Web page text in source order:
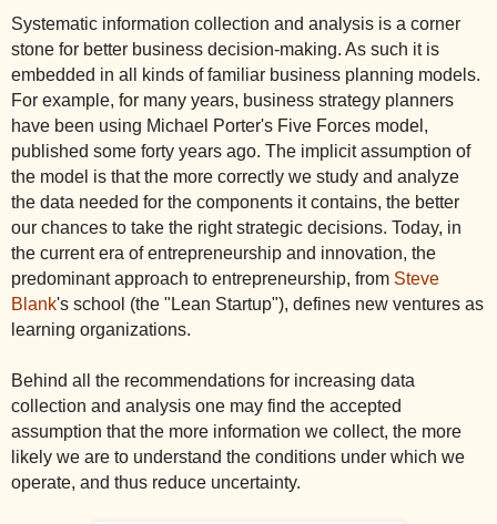
Systematic information collection and analysis is a corner
stone for better business decision-making. As such it is
embedded in all kinds of familiar business planning models.
For example, for many years, business strategy planners
have been using Michael Porter's Five Forces model,
published some forty years ago. The implicit assumption of
the model is that the more correctly we study and analyze
the data needed for the components it contains, the better
our chances to take the right strategic decisions. Today, in
the current era of entrepreneurship and innovation, the
predominant approach to entrepreneurship, from Steve
Blank's school (the "Lean Startup"), defines new ventures as
learning organizations.
Behind all the recommendations for increasing data
collection and analysis one may find the accepted
assumption that the more information we collect, the more
likely we are to understand the conditions under which we
operate, and thus reduce uncertainty.